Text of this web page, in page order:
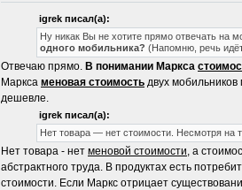
igrek писал(а):
Ну никак Вы не хотите прямо отвечать на
одного мобильника? (Напомню, речь
Отвечаю прямо. В понимании Маркса
Маркса меновая стоимость двух
дешевле.
igrek писал(а):
Нет товара — нет стоимости. Несмотря на
Нет товара - нет меновой стоимости, а
абстрактного труда. В продуктах есть
стоимости. Если Маркс отрицает